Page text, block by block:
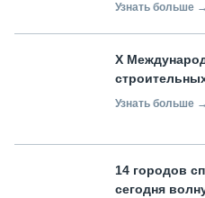
Узнать больше →
X
Узнать больше →
14 городов
сегодня